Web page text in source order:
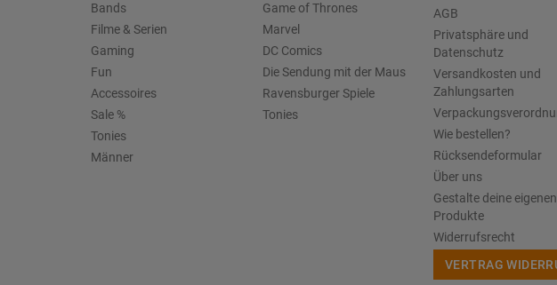
Bands
Filme & Serien
Gaming
Fun
Accessoires
Sale %
Tonies
Männer
Game of Thrones
Marvel
DC Comics
Die Sendung mit der Maus
Ravensburger Spiele
Tonies
AGB
Privatsphäre und
Datenschutz
Versandkosten und
Zahlungsarten
Wie bestellen?
Rücksendeformular
Über uns
Gestalte deine eigenen
Produkte
Widerrufsrecht
VERTRAG